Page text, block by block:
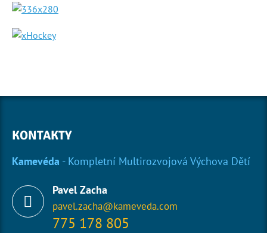
KONTAKTY
Kamevéda - Kompletní Multirozvojová Výchova Dětí
Pavel Zacha
pavel.zacha@kameveda.com
775 178 805